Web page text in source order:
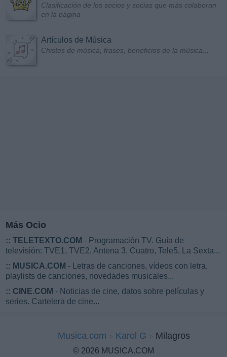
Clasificación de los socios y socias que más colaboran
en la página
Artículos de Música
Chistes de música, frases, beneficios de la música...
Más Ocio
:: TELETEXTO.COM - Programación TV. Guía de
televisión: TVE1, TVE2, Antena 3, Cuatro, Tele5, La Sexta...
:: MUSICA.COM - Letras de canciones, vídeos con letra,
playlists de canciones, novedades musicales...
:: CINE.COM - Noticias de cine, datos sobre películas y
series. Cartelera de cine...
Musica.com Karol G Milagros
© 2026 MUSICA.COM